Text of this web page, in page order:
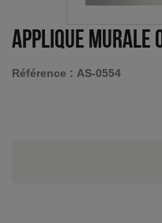
Applique murale
Référence : AS-0554